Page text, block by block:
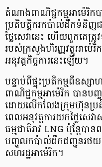
តំណាងពាណិជ្ជកម្មអាម៉េរិក
ប្រតិបត្តិករកប៉ាល់ដឹកទំនិញ
ថ្លៃសេវានេះ ហើយពួកគេត្
របស់ក្រសួងហិរញ្ញវត្ថុអាម៉េរិ
អនុវត្តកិច្ចការនេះឡើយ។
បន្ទាប់ពីផ្ទុះប្រតិកម្មពីឧ
ពាណិជ្ជកម្មអាម៉េរិក បានបញ្
ដោយលើកលែងក្រុមហ៊ុនប្រតិប
ពេលអនុវត្តការយកថ្លៃសេ
ធម្មជាតិរាវ LNG ប៉ុន្តែប
បញ្ចូលកប៉ាល់ដឹកជញ្ជូនរថ
សហរដ្ឋអាម៉េរិក។